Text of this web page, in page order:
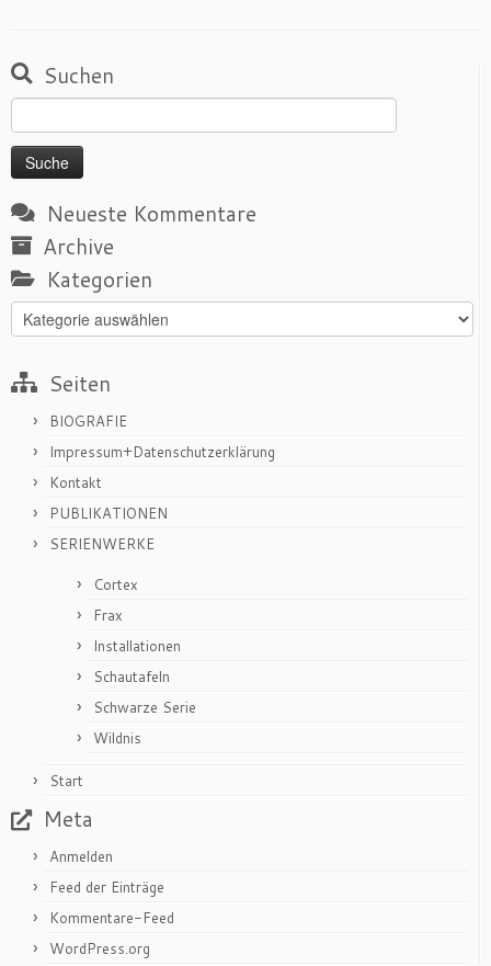
Suchen
nach:
Neueste Kommentare
Archive
Kategorien
Kategorien
Seiten
BIOGRAFIE
Impressum+Datenschutzerklärung
Kontakt
PUBLIKATIONEN
SERIENWERKE
Cortex
Frax
Installationen
Schautafeln
Schwarze Serie
Wildnis
Start
Meta
Anmelden
Feed der Einträge
Kommentare-Feed
WordPress.org